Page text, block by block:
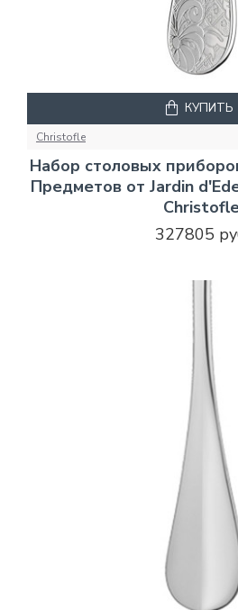
Christofle
Набор столовых
Предметов от Jardin
327805
КУПИТЬ